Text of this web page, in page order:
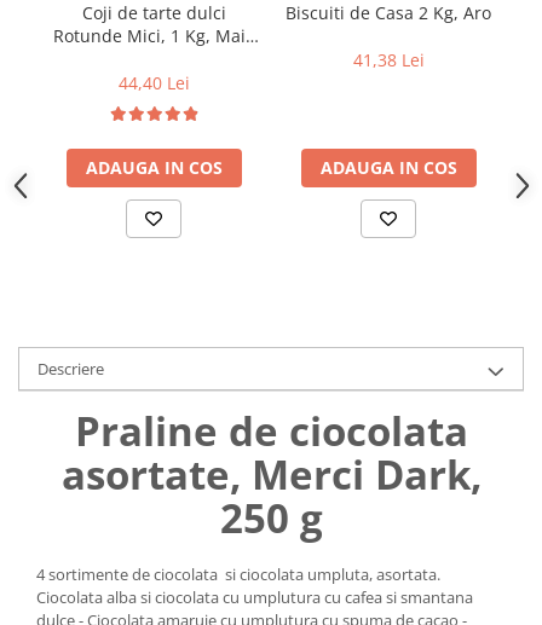
Cutii depozitare
Organizatoare imbracaminte si
incaltaminte
Cosuri de gunoi
Carucioare pentru cumparaturi
Baterii, acumulatori si
Uniforme medicale de unica
folosinta
Coji de tarte dulci
Rotunde Mici, 1 Kg, Maia
44,40 Lei
ADAUGA IN COS
Biscuiti de Casa 2 Kg, Aro
41,38 Lei
ADAUGA IN COS
Descriere
Praline de ciocolata
asortate, Merci Dark,
250 g
4 sortimente de ciocolata si ciocolata umpluta, asortata.
Ciocolata alba si ciocolata cu umplutura cu cafea si smantana
dulce - Ciocolata amaruie cu umplutura cu spuma de cacao -